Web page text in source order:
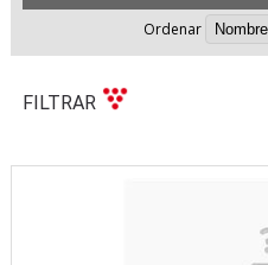
Ordenar
FILTRAR